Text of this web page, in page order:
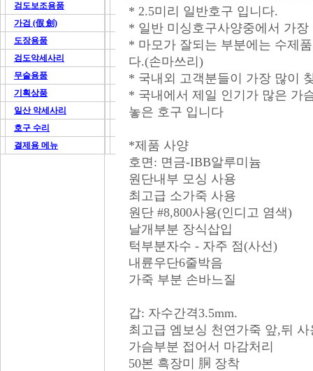
검도보조용품
가검 (假 劍)
도장용품
검도악세사리
무술용품
기획상품
일산 악세사리
호구 수리
결제용 메뉴
* 2.5미리 일반호구 입니다.
* 일반 미싱호구사양중에서 가
* 마모가 잘되는 부분에는 수제
다.(손마쓰리)
* 국내외 고객분들이 가장 많이
* 국내에서 제일 인기가 많은 가
놓은 호구 입니다
*제품 사양
호면: 면금-IBB알루미늄
원단내부 모싱 사용
최고급 소가죽 사용
원단 #8,800사용(인디고 염색)
날개부분 장식삽입
턱부분자수 - 자주 점(사선)
내륜우단6줄박음
가죽 부분 손바느질
갑: 자수간격3.5mm.
최고급 엠보싱 천연가죽 앞,뒤 사
가슴부분 접어서 마감처리
50본 흑장미 胴 장착